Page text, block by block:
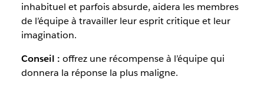
inhabituel et parfois absurde, aidera les membres
de l’équipe à travailler leur esprit critique et leur
imagination.
Conseil : offrez une récompense à l’équipe qui
donnera la réponse la plus maligne.